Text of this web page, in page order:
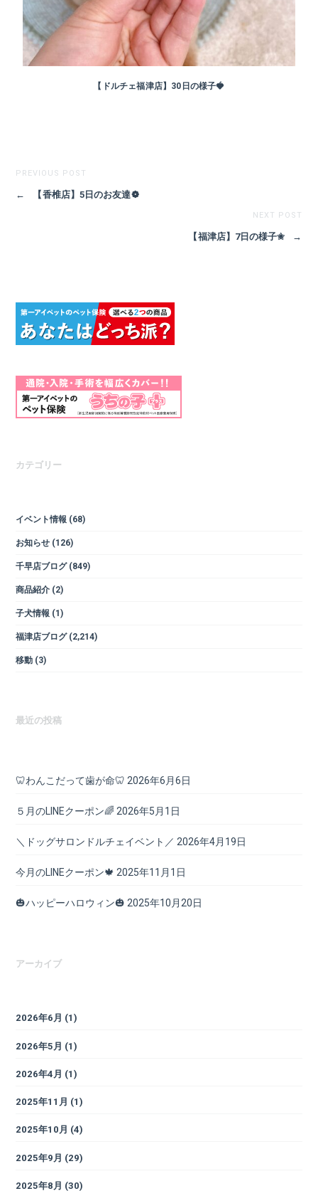
【ドルチェ福津店】30日の様子🍓
PREVIOUS POST
← 【香椎店】5日のお友達❁
NEXT POST
【福津店】7日の様子✬ →
カテゴリー
イベント情報 (68)
お知らせ (126)
千早店ブログ(849)
商品紹介 (2)
子犬情報 (1)
福津店ブログ(2,214)
移動 (3)
最近の投稿
🦷わんこだって歯が命🦷 2026年6月6日
５月のLINEクーポン🌈 2026年5月1日
＼ドッグサロンドルチェイベント／ 2026年4月19日
今月のLINEクーポン🍁 2025年11月1日
🎃ハッピーハロウィン🎃 2025年10月20日
アーカイブ
2026年6月 (1)
2026年5月 (1)
2026年4月 (1)
2025年11月 (1)
2025年10月 (4)
2025年9月 (29)
2025年8月 (30)